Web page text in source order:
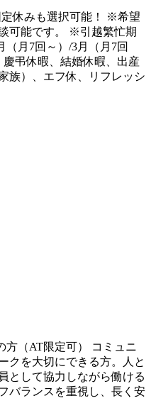
休みも選択可能！ ※希望
可能です。 ※引越繁忙期
月7回～）/3月（月7回
慶弔休暇、結婚休暇、出産
族）、エフ休、リフレッシ
方（AT限定可） コミュニ
クを大切にできる方。人と
として協力しながら働ける
バランスを重視し、長く安